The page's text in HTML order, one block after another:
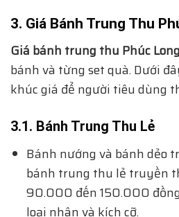
3. Giá Bánh Trung Thu
Giá bánh trung thu Phúc Long
bánh và từng set quà. Dưới
khúc giá để người tiêu dùng
3.1. Bánh Trung Thu Lẻ
Bánh nướng và bánh dẻo
bánh trung thu lẻ truyền
90.000 đến 150.000
loại nhân và kích cỡ.